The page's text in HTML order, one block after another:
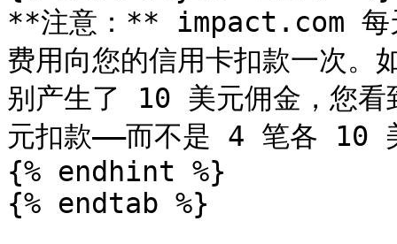
**注意：** impact.com 每
费用向您的信用卡扣款一次
别产生了 10 美元佣金，您
元扣款——而不是 4 笔各 10
{% endhint %}
{% endtab %}